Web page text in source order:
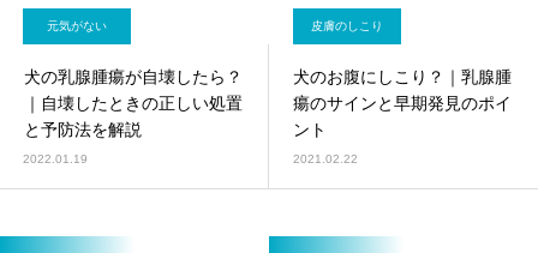
元気がない
犬の乳腺腫瘍が自壊したら？
｜自壊したときの正しい処置
と予防法を解説
2022.01.19
皮膚のしこり
犬のお腹にしこり？｜乳腺腫
瘍のサインと早期発見のポイ
ント
2021.02.22